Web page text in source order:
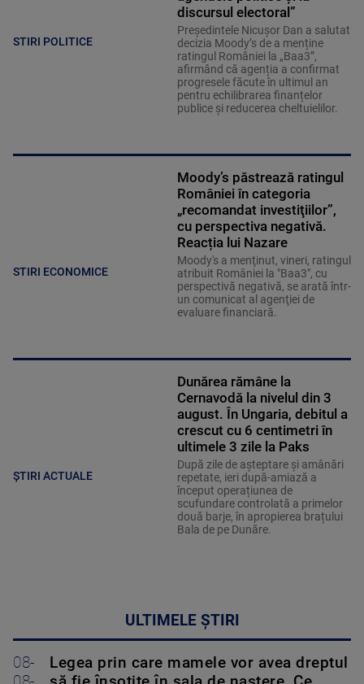
STIRI POLITICE
discursul electoral”
Președintele Nicușor Dan a salutat
decizia Moody’s de a menține
ratingul României la „Baa3”,
afirmând că agenția a confirmat
progresele făcute în ultimul an
pentru echilibrarea finanțelor
publice și reducerea cheltuielilor.
STIRI ECONOMICE
Moody’s păstrează ratingul
României în categoria
„recomandat investiţiilor”,
cu perspectiva negativă.
Reacția lui Nazare
Moody's a menţinut, vineri, ratingul
atribuit României la "Baa3", cu
perspectivă negativă, se arată într-
un comunicat al agenţiei de
evaluare financiară.
ȘTIRI ACTUALE
Dunărea rămâne la
Cernavodă la nivelul din 3
august. În Ungaria, debitul a
crescut cu 6 centimetri în
ultimele 3 zile la Paks
După zile de așteptare și amânări
repetate, ieri după-amiază a
început operațiunea de
scufundare controlată a primelor
două barje, în apropierea brațului
Bala de pe Dunăre.
ULTIMELE ȘTIRI
08-
Legea prin care mamele vor avea dreptul